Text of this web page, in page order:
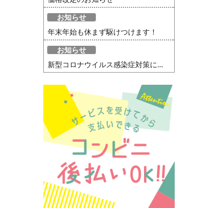
お知らせ
年末年始も休まず駆けつけます！
お知らせ
新型コロナウイルス感染症対策に...